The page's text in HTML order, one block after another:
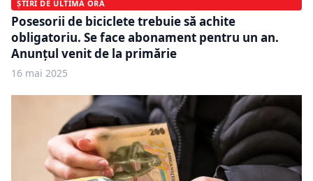
ȘTIRI DE ULTIMĂ ORĂ
Posesorii de biciclete trebuie să achite
obligatoriu. Se face abonament pentru un an.
Anunțul venit de la primărie
16 mai 2025